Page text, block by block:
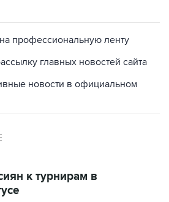
профессиональную ленту
главных новостей сайта
новости в официальном
к турнирам в